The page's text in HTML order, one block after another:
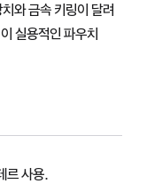
와 금속 키링이 달려
실용적인 파우치
사용.